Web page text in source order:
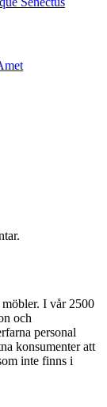
I vår 2500
och
personal
konsumenter att
inte finns i